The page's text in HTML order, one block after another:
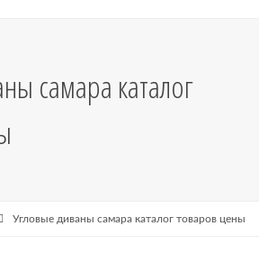
самара каталог
Угловые диваны самара каталог товаров цены